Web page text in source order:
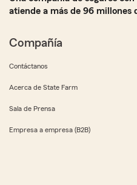
atiende a más de 96 millones
Compañía
Contáctanos
Acerca de State Farm
Sala de Prensa
Empresa a empresa (B2B)